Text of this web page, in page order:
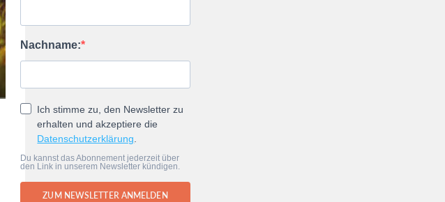
Nachname:
Ich stimme zu, den Newsletter zu
erhalten und akzeptiere die
Datenschutzerklärung
Du kannst das Abonnement jederzeit über
den Link in unserem Newsletter kündigen.
ZUM NEWSLETTER ANMELDEN